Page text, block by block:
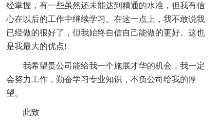
经掌握，有一些虽然还未能达到精通的水准，但我有信
心在以后的工作中继续学习。在这一点上，我不敢说我
已经做的很好了，但我始终自信自己能做的更好。这也
是我最大的优点!
我希望贵公司能给我一个施展才华的机会，我一定
会努力工作，勤奋学习专业知识，不负公司给我的厚
望。
此致